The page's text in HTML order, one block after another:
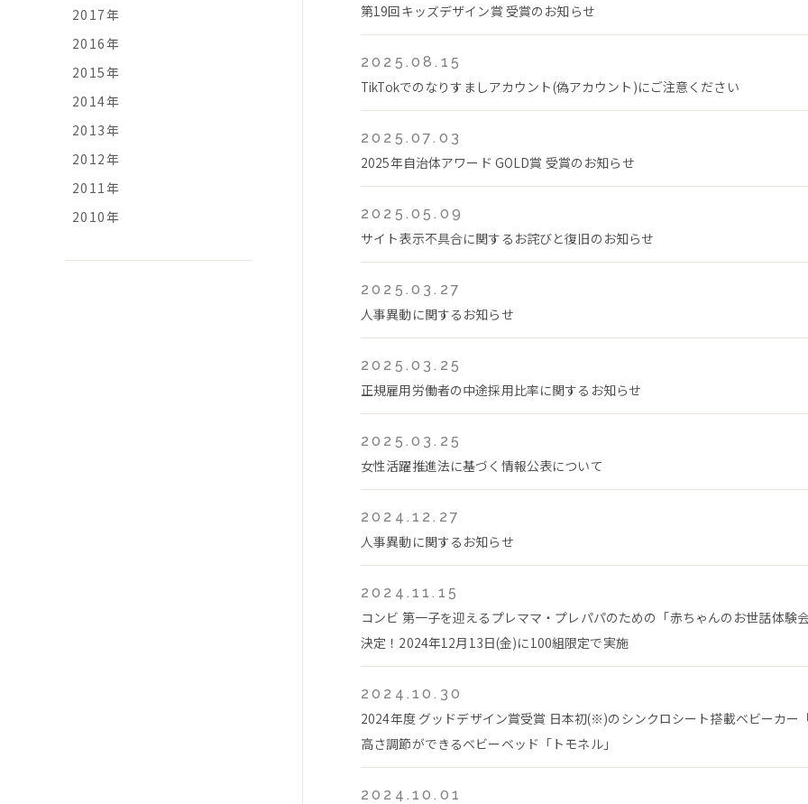
第19回キッズデザイン賞 受賞のお知らせ
2025.08.15
TikTokでのなりすましアカウント(偽アカウント)にご注意ください
2025.07.03
2025年自治体アワード GOLD賞 受賞のお知らせ
2025.05.09
サイト表示不具合に関するお詫びと復旧のお知らせ
2025.03.27
人事異動に関するお知らせ
2025.03.25
正規雇用労働者の中途採用比率に関するお知らせ
2025.03.25
女性活躍推進法に基づく情報公表について
2024.12.27
人事異動に関するお知らせ
2024.11.15
コンビ 第一子を迎えるプレママ・プレパパのための「赤ちゃんのお世話体験
決定！2024年12月13日(金)に100組限定で実施
2024.10.30
2024年度 グッドデザイン賞受賞 日本初(※)のシンクロシート搭載ベビーカー
高さ調節ができるベビーベッド「トモネル」
2024.10.01
2017年
2016年
2015年
2014年
2013年
2012年
2011年
2010年